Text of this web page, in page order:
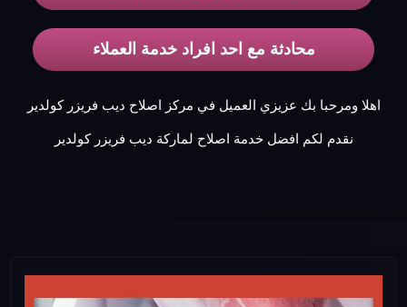
محادثة مع احد افراد خدمة العملاء
اهلا ومرحبا بك عزيزي العميل في مركز اصلاح ديب فريزر كولدير
نقدم لكم افضل خدمة اصلاح لماركة ديب فريزر كولدير